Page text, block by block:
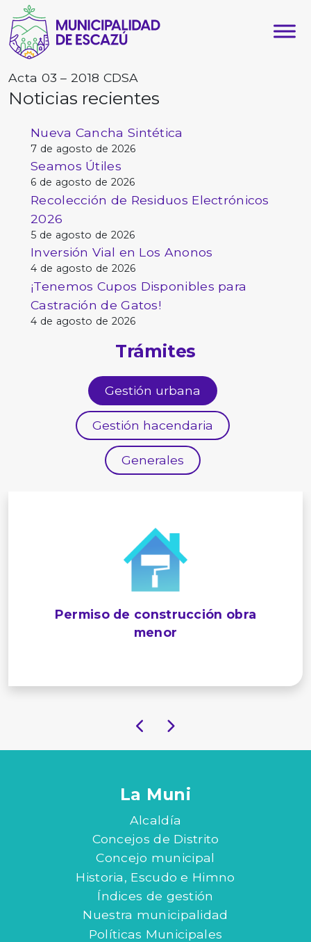
Acta 03 – 2018 CDSA
Noticias recientes
Nueva Cancha Sintética
7 de agosto de 2026
Seamos Útiles
6 de agosto de 2026
Recolección de Residuos Electrónicos
2026
5 de agosto de 2026
Inversión Vial en Los Anonos
4 de agosto de 2026
¡Tenemos Cupos Disponibles para
Castración de Gatos!
4 de agosto de 2026
Trámites
Gestión urbana
Gestión hacendaria
Generales
Permiso de construcción obra
menor
La Muni
Alcaldía
Concejos de Distrito
Concejo municipal
Historia, Escudo e Himno
Índices de gestión
Nuestra municipalidad
Políticas Municipales